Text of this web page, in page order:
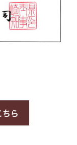
ちら